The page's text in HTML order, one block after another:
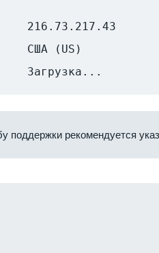
216.73.217.43
США (US)
Загрузка...
поддержки рекомендуется